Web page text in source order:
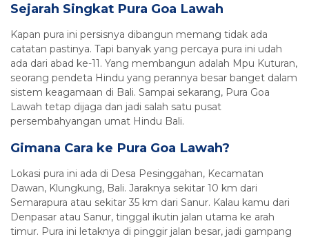
Sejarah Singkat Pura Goa Lawah
Kapan pura ini persisnya dibangun memang tidak ada
catatan pastinya. Tapi banyak yang percaya pura ini udah
ada dari abad ke-11. Yang membangun adalah Mpu Kuturan,
seorang pendeta Hindu yang perannya besar banget dalam
sistem keagamaan di Bali. Sampai sekarang, Pura Goa
Lawah tetap dijaga dan jadi salah satu pusat
persembahyangan umat Hindu Bali.
Gimana Cara ke Pura Goa Lawah?
Lokasi pura ini ada di Desa Pesinggahan, Kecamatan
Dawan, Klungkung, Bali. Jaraknya sekitar 10 km dari
Semarapura atau sekitar 35 km dari Sanur. Kalau kamu dari
Denpasar atau Sanur, tinggal ikutin jalan utama ke arah
timur. Pura ini letaknya di pinggir jalan besar, jadi gampang